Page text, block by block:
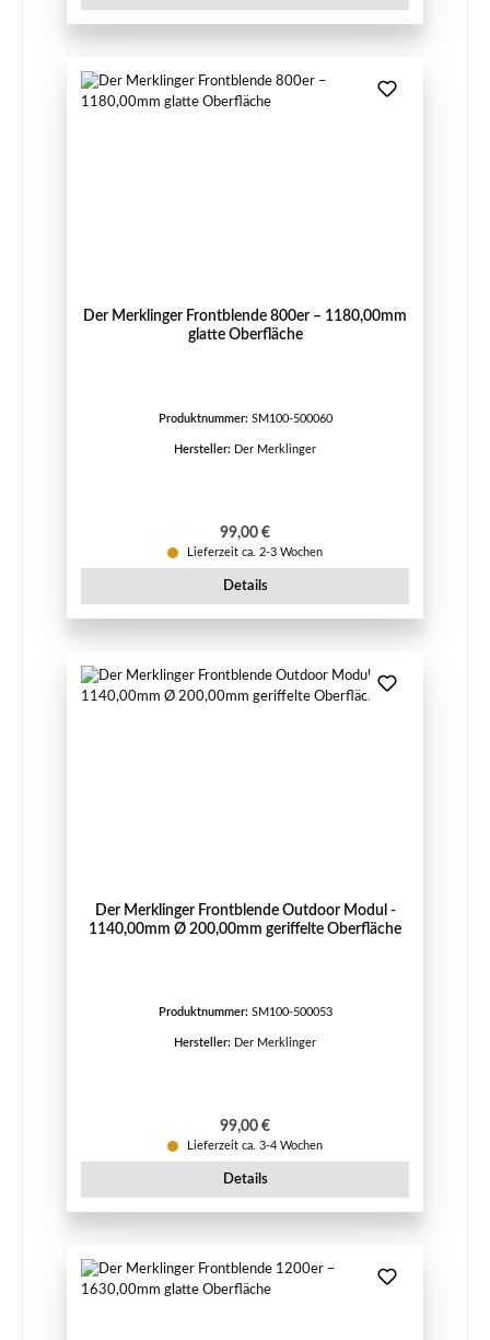
Der Merklinger Frontblende 800er – 1180,00mm
glatte Oberfläche
Produktnummer: SM100-500060
Hersteller: Der Merklinger
Regulärer Preis:
99,00 €
Lieferzeit ca. 2-3 Wochen
Details
Der Merklinger Frontblende Outdoor Modul -
1140,00mm Ø 200,00mm geriffelte Oberfläche
Produktnummer: SM100-500053
Hersteller: Der Merklinger
Regulärer Preis:
99,00 €
Lieferzeit ca. 3-4 Wochen
Details